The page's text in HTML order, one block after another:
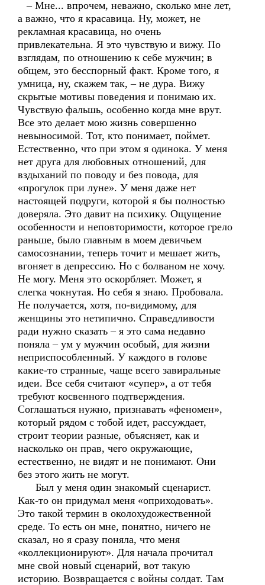
– Мне... впрочем, неважно, сколько мне лет,
а важно, что я красавица. Ну, может, не
рекламная красавица, но очень
привлекательна. Я это чувствую и вижу. По
взглядам, по отношению к себе мужчин; в
общем, это бесспорный факт. Кроме того, я
умница, ну, скажем так, – не дура. Вижу
скрытые мотивы поведения и понимаю их.
Чувствую фальшь, особенно когда мне врут.
Все это делает мою жизнь совершенно
невыносимой. Тот, кто понимает, поймет.
Естественно, что при этом я одинока. У меня
нет друга для любовных отношений, для
вздыханий по поводу и без повода, для
«прогулок при луне». У меня даже нет
настоящей подруги, которой я бы полностью
доверяла. Это давит на психику. Ощущение
особенности и неповторимости, которое грело
раньше, было главным в моем девичьем
самосознании, теперь точит и мешает жить,
вгоняет в депрессию. Но с болваном не хочу.
Не могу. Меня это оскорбляет. Может, я
слегка чокнутая. Но себя я знаю. Пробовала.
Не получается, хотя, по-видимому, для
женщины это нетипично. Справедливости
ради нужно сказать – я это сама недавно
поняла – ум у мужчин особый, для жизни
неприспособленный. У каждого в голове
какие-то странные, чаще всего завиральные
идеи. Все себя считают «супер», а от тебя
требуют косвенного подтверждения.
Соглашаться нужно, признавать «феномен»,
который рядом с тобой идет, рассуждает,
строит теории разные, объясняет, как и
насколько он прав, чего окружающие,
естественно, не видят и не понимают. Они
без этого жить не могут.
Был у меня один знакомый сценарист.
Как-то он придумал меня «оприходовать».
Это такой термин в околохудожественной
среде. То есть он мне, понятно, ничего не
сказал, но я сразу поняла, что меня
«коллекционируют». Для начала прочитал
мне свой новый сценарий, вот такую
историю. Возвращается с войны солдат. Там